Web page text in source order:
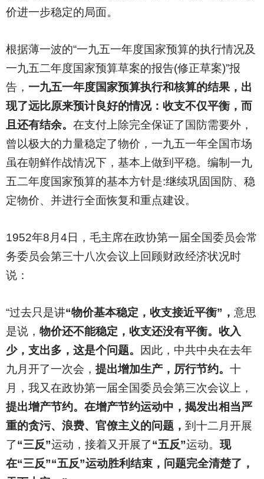
价进一步稳定的局面。
根据薄一波的“一九五一年度国家预算的执行情况及
一九五二年度国家预算草案的报告(修正草案)”报
告， 一九五一年度国家预算执行和核算的结果，出
现了远比原来预计良好的情况：收支不仅平衡，而
且还有结余。 在支付上除完全保证了国防需要外，
曾以极大的力量稳定了物价，一九五一年全国市场
虽在朝鲜作战情况下，基本上做到平稳。编制一九
五二年度国家预算的基本方针是:继续巩固国防、稳
定物价、并进行全面恢复和重点建设。
1952年8月4日，毛主席在政协第一届全国委员会常
务委员会第三十八次会议上回顾财政经济状况时
说：
“过去只是讲“物价基本稳定，收支接近平衡”， 意思
是说， 物价还不能稳定，收支还没有平衡。收入
少，支出多，这是个问题。
因此，中共中央在去年
九月开了一次会， 提出增加生产，厉行节约。 十
月，我又在政协第一届全国委员会第三次会议上，
提出增产节约。在增产节约运动中，揭发出相当严
重的贪污、浪费、官僚主义的问题， 到十二月开展
了“三反”运动，接着又开展了“五反”运动。 现
在“三反”“五反”运动胜利结束，问题完全清楚了，